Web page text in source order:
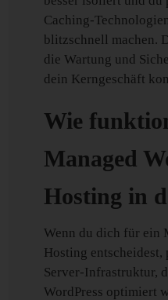
Caching-
blitzschnell machen.
die Wartung und
dein Kerngeschäft
Wie
Managed
Hosting in
Wenn du dich für ein
Hosting
Server-Infrastruktur,
WordPress optimiert